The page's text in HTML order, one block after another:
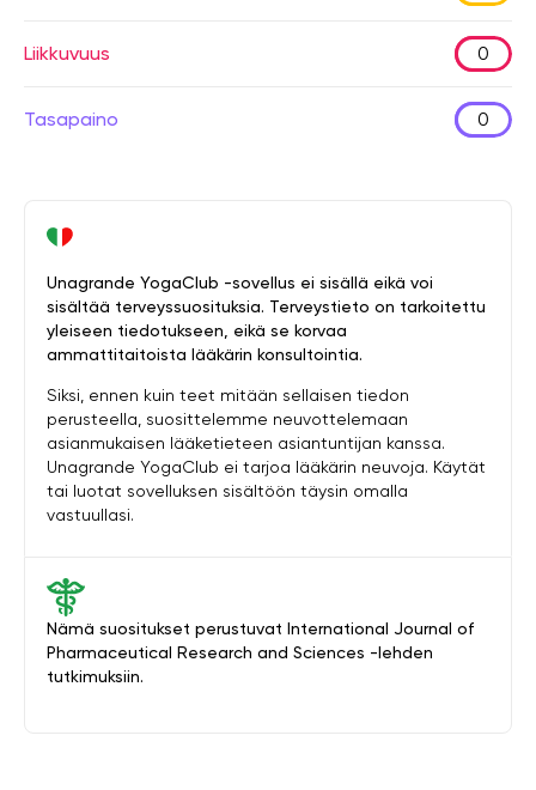
Liikkuvuus 0
Tasapaino 0
Nämä suositukset perustuvat International Journal of
Pharmaceutical Research and Sciences -lehden
tutkimuksiin.
Unagrande YogaClub -sovellus ei sisällä eikä voi
sisältää terveyssuosituksia. Terveystieto on tarkoitettu
yleiseen tiedotukseen, eikä se korvaa
ammattitaitoista lääkärin konsultointia.
Siksi, ennen kuin teet mitään sellaisen tiedon
perusteella, suosittelemme neuvottelemaan
asianmukaisen lääketieteen asiantuntijan kanssa.
Unagrande YogaClub ei tarjoa lääkärin neuvoja. Käytät
tai luotat sovelluksen sisältöön täysin omalla
vastuullasi.